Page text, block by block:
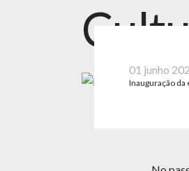
01 junho
Inauguração